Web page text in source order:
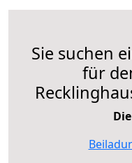
Sie suchen
für